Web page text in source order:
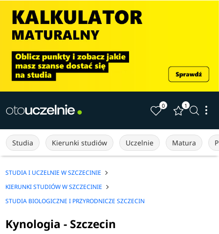
0 1
Studia Kierunki studiów Uczelnie Matura
STUDIA I UCZELNIE W SZCZECINIE
KIERUNKI STUDIÓW W SZCZECINIE
STUDIA BIOLOGICZNE I PRZYRODNICZE SZCZECIN
Kynologia - Szczecin